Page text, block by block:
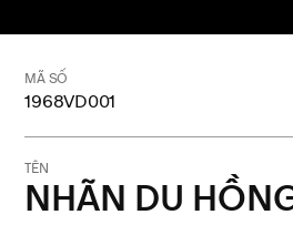
MÃ SỐ
1968VD001
TÊN
NHÃN DU